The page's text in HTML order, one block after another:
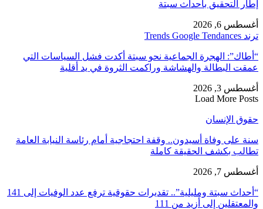
إطار التحقيق بأحداث سبتة
أغسطس 6, 2026
ترند Trends Google Tendances
“أطاك”: الهجرة الجماعية نحو سبتة أكدت فشل السياسات التي
عمقت البطالة والهشاشة وراكمت الثروة في يد أقلية
أغسطس 3, 2026
Load More Posts
حقوق الإنسان
سنة على وفاة أسيدون.. وقفة احتجاجية أمام رئاسة النيابة العامة
تطالب بكشف الحقيقة كاملة
أغسطس 7, 2026
“أحداث سبتة ومليلية”.. تقديرات حقوقية ترفع عدد الوفيات إلى 141
والمعتقلين إلى أزيد من 111